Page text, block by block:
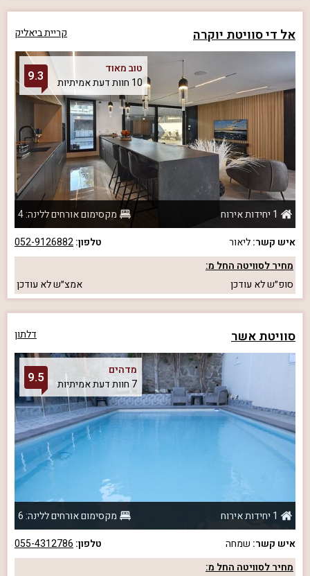
אל די סוויטת יוקרה קריית ביאליק
טוב מאוד
10 חוות דעת אמיתיות
9.3
1 יחידות אירוח
מקסימום אורחים ללינה: 4
איש קשר:ליאור טלפון:052-9126882
מחיר לסוויטה החל מ:
סופ״שלא עודכן אמצ״שלא עודכן
סוויטת אשר דלתון
מדהים
7 חוות דעת אמיתיות
9.5
1 יחידות אירוח
מקסימום אורחים ללינה: 6
איש קשר: שמחה טלפון: 055-4312786
מחיר לסוויטה החל מ: